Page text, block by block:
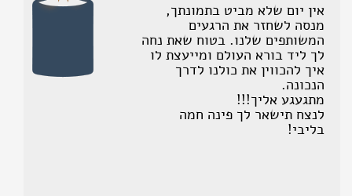
אין יום שלא מביט בתמונתך,
מנסה לשחזר את הרגעים
המשותפים שלנו. בטוח שאת נחה
לך ליד בורא העולם ומייעצת לו
איך להכווין את כולנו לדרך
הנכונה.
מתגעגע אליך!!!
לנצח תישאר לך פינה חמה
בליבי!